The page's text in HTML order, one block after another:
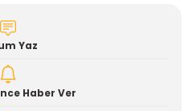
Yaz
Haber Ver